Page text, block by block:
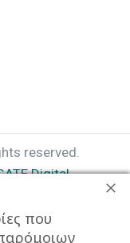
reserved.
Digital
που